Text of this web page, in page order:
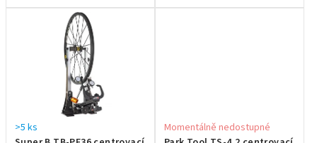
>5 ks Momentálně nedostupné